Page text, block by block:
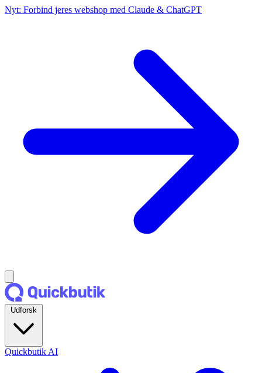
Nyt: Forbind jeres webshop med Claude & ChatGPT
Quickbutik AI